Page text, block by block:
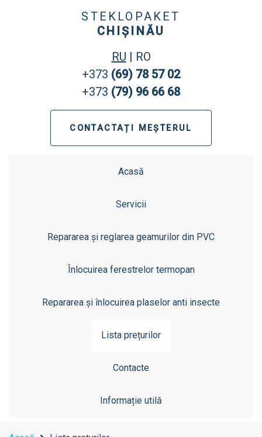
STEKLOPAKET
CHIȘINĂU
RU | RO
+373 (69) 78 57 02
+373 (79) 96 66 68
CONTACTAȚI MEȘTERUL
Acasă
Servicii
Repararea și reglarea geamurilor din PVC
Înlocuirea ferestrelor termopan
Repararea și înlocuirea plaselor anti insecte
Lista prețurilor
Contacte
Informație utilă